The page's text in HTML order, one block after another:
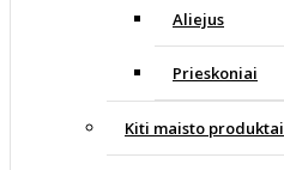
Aliejus
Prieskoniai
Kiti maisto produktai